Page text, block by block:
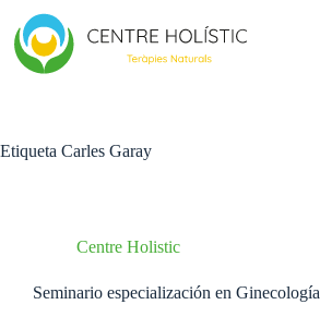
contenido
Etiqueta Carles Garay
Centre Holistic
Seminario especialización en Ginecología